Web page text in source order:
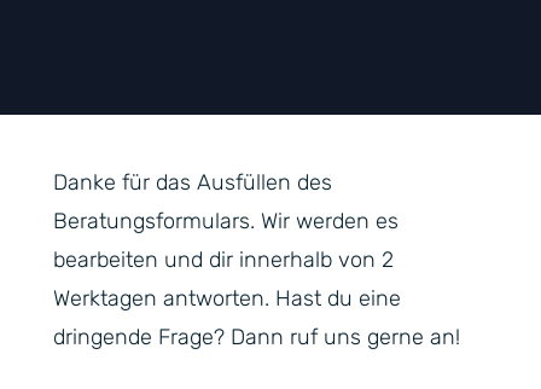
Danke für das Ausfüllen des
Beratungsformulars. Wir werden es
bearbeiten und dir innerhalb von 2
Werktagen antworten. Hast du eine
dringende Frage? Dann ruf uns gerne an!